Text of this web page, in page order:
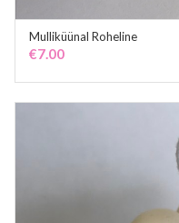
Mulliküünal Roheline
€7.00